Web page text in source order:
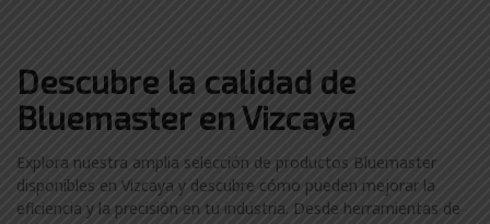
Descubre la calidad de
Bluemaster en Vizcaya
Explora nuestra amplia selección de productos Bluemaster
disponibles en Vizcaya y descubre cómo pueden mejorar la
eficiencia y la precisión en tu industria. Desde herramientas de